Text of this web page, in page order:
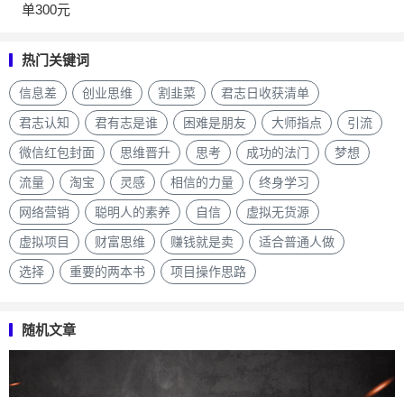
单300元
热门关键词
信息差 创业思维 割韭菜 君志日收获清单
君志认知 君有志是谁 困难是朋友 大师指点 引流
微信红包封面 思维晋升 思考 成功的法门 梦想
流量 淘宝 灵感 相信的力量 终身学习
网络营销 聪明人的素养 自信 虚拟无货源
虚拟项目 财富思维 赚钱就是卖 适合普通人做
选择 重要的两本书 项目操作思路
随机文章